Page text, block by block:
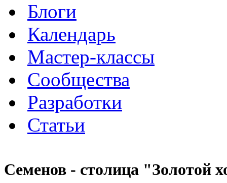
Блоги
Календарь
Мастер-классы
Сообщества
Разработки
Статьи
Семенов - столица "Золотой